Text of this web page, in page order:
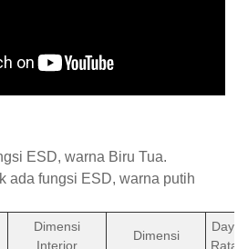
ESD, warna Biru Tua.
ada fungsi ESD, warna putih
Dimensi
Interior
Dimensi
Daya
Rata-